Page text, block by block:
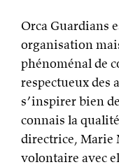
Orca Guardians
organisation
phénoménal de
respectueux
s’inspirer bien
connais la
directrice, Marie
volontaire avec